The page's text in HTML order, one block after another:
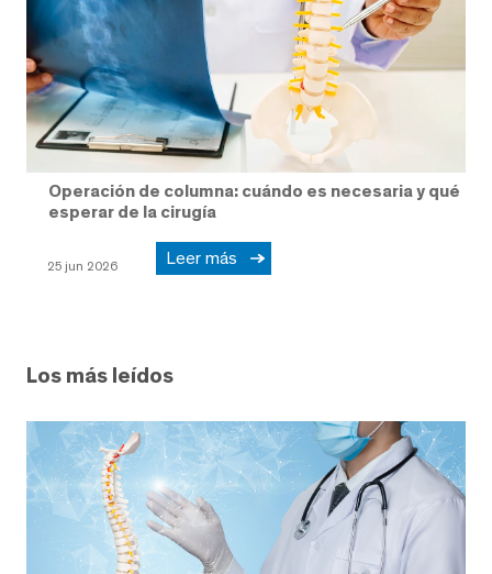
Operación de columna: cuándo es necesaria y qué
esperar de la cirugía
25 jun 2026 Leer más
Los más leídos